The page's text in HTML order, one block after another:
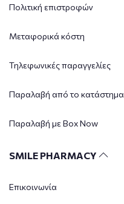
Πολιτική επιστροφών
Μεταφορικά κόστη
Τηλεφωνικές παραγγελίες
Παραλαβή από το κατάστημα
Παραλαβή με Box Now
SMILE PHARMACY
Επικοινωνία